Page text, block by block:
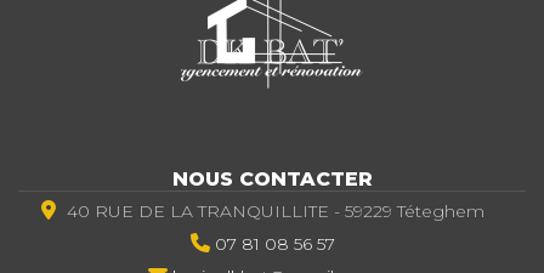
NOUS CONTACTER
40 RUE DE LA TRANQUILLITE - 59229 Téteghem
07 81 08 56 57